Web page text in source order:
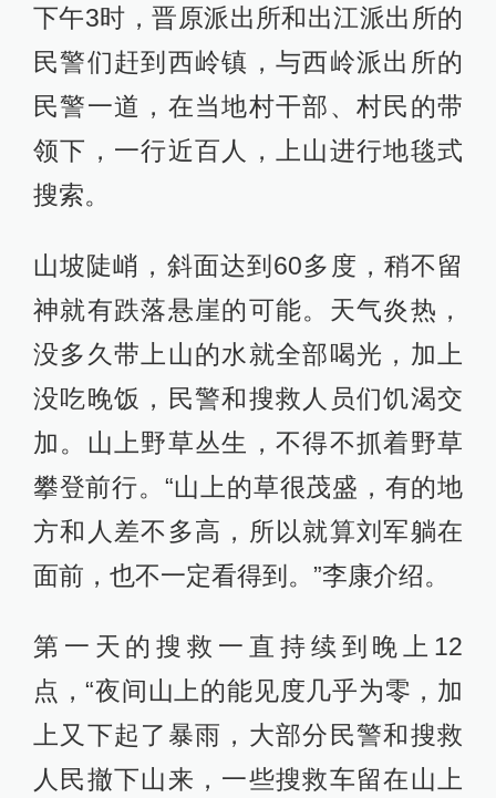
下午3时，晋原派出所和出江派出所的
民警们赶到西岭镇，与西岭派出所的
民警一道，在当地村干部、村民的带
领下，一行近百人，上山进行地毯式
搜索。
山坡陡峭，斜面达到60多度，稍不留
神就有跌落悬崖的可能。天气炎热，
没多久带上山的水就全部喝光，加上
没吃晚饭，民警和搜救人员们饥渴交
加。山上野草丛生，不得不抓着野草
攀登前行。“山上的草很茂盛，有的地
方和人差不多高，所以就算刘军躺在
面前，也不一定看得到。”李康介绍。
第一天的搜救一直持续到晚上12
点，“夜间山上的能见度几乎为零，加
上又下起了暴雨，大部分民警和搜救
人民撤下山来，一些搜救车留在山上